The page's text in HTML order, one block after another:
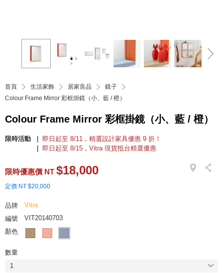
首頁 生活家飾 居家良品
鏡子
Colour Frame Mirror 彩框掛鏡（小、藍 / 橙）
Colour Frame Mirror 彩框掛鏡（小、藍 / 橙）
限時活動
即日起至 8/11，精選設計家具優惠 9 折！
即日起至 8/15，Vitra 現貨抵台精選優惠
限時優惠價 NT $18,000
定價 NT $20,000
品牌
Vitra
編號
VIT20140703
顏色
數量
1